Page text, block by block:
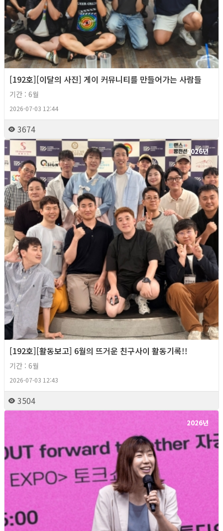
[192호][이달의 사진] 게이 커뮤니티를 만들어가는 사람들
기간 : 6월
2026-07-03 12:44
3674
2026년
[192호][활동보고] 6월의 뜨거운 친구사이 활동기록!!
기간 : 6월
2026-07-03 12:43
3504
2026년